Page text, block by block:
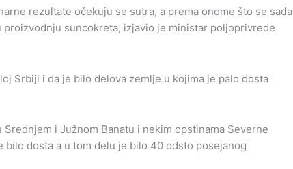
rezultate očekuju se sutra, a prema onome što se sada
suncokreta, izjavio je ministar poljoprivrede
Srbiji i da je bilo delova zemlje u kojima je palo dosta
i Južnom Banatu i nekim opstinama Severne
bilo dosta a u tom delu je bilo 40 odsto posejanog